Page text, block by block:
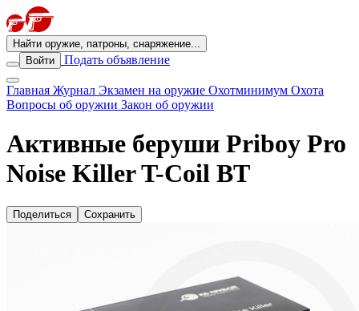
Найти оружие, патроны, снаряжение...
Войти
Подать объявление
Главная Журнал Экзамен на оружие Охотминимум Охота
Вопросы об оружии Закон об оружии
Активные беруши Priboy Pro
Noise Killer T-Coil BT
Поделиться Сохранить